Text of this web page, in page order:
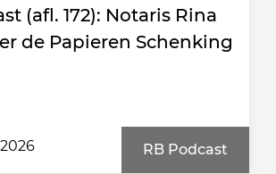
(afl. 172): Notaris Rina
de Papieren Schenking
RB Podcast